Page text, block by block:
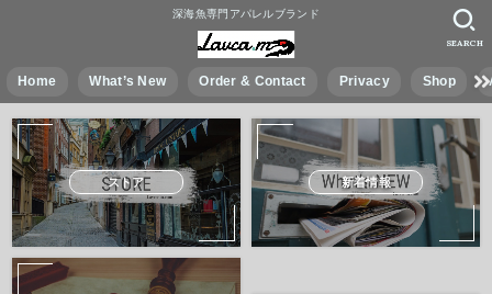
深海魚専門アパレルブランド
Home What’s New Order & Contact Privacy Shop
SEARCH
ストア 新着情報